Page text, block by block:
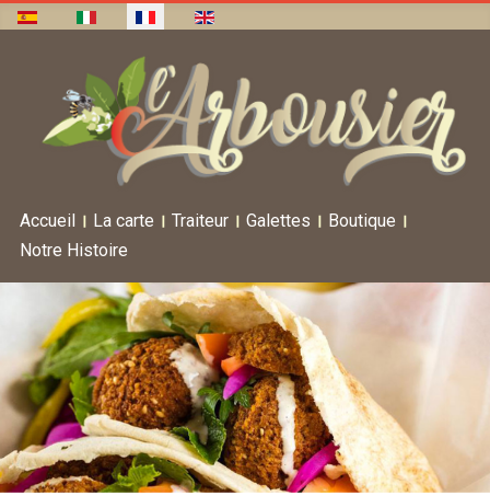
Accueil La carte Traiteur Galettes
Boutique
Notre Histoire